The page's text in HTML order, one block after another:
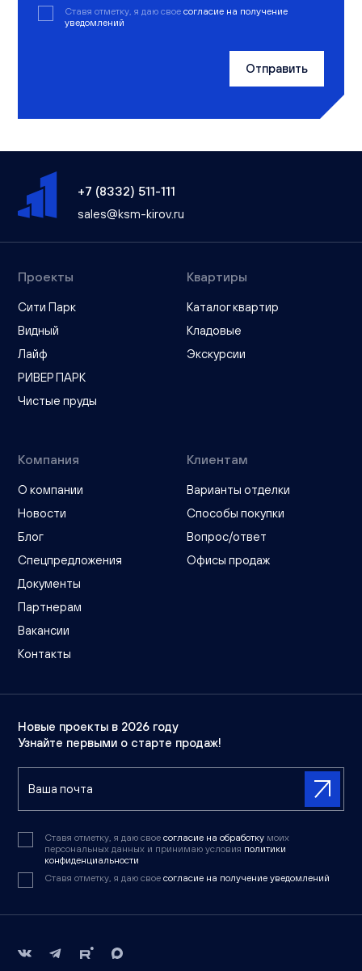
Ставя отметку, я даю свое согласие на получение
уведомлений
Отправить
+7 (8332) 511-111
sales@ksm-kirov.ru
Проекты
Сити Парк
Видный
Лайф
РИВЕР ПАРК
Чистые пруды
Квартиры
Каталог квартир
Кладовые
Экскурсии
Компания
О компании
Новости
Блог
Спецпредложения
Документы
Партнерам
Вакансии
Контакты
Клиентам
Варианты отделки
Способы покупки
Вопрос/ответ
Офисы продаж
Новые проекты в 2026 году
Узнайте первыми о старте продаж!
Ставя отметку, я даю свое согласие на обработку моих
персональных данных и принимаю условия политики
конфиденциальности
Ставя отметку, я даю свое согласие на получение уведомлений